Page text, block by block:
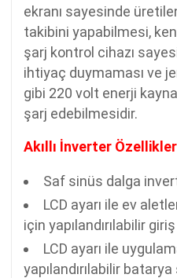
ekranı sayesinde
takibini yapabilmesi,
şarj kontrol cihazı
ihtiyaç duymaması ve
gibi 220 volt enerji
şarj edebilmesidir.
Akıllı İnverter
Saf sinüs dalga
LCD ayarı ile ev
için yapılandırılabilir
LCD ayarı ile
yapılandırılabilir batarya